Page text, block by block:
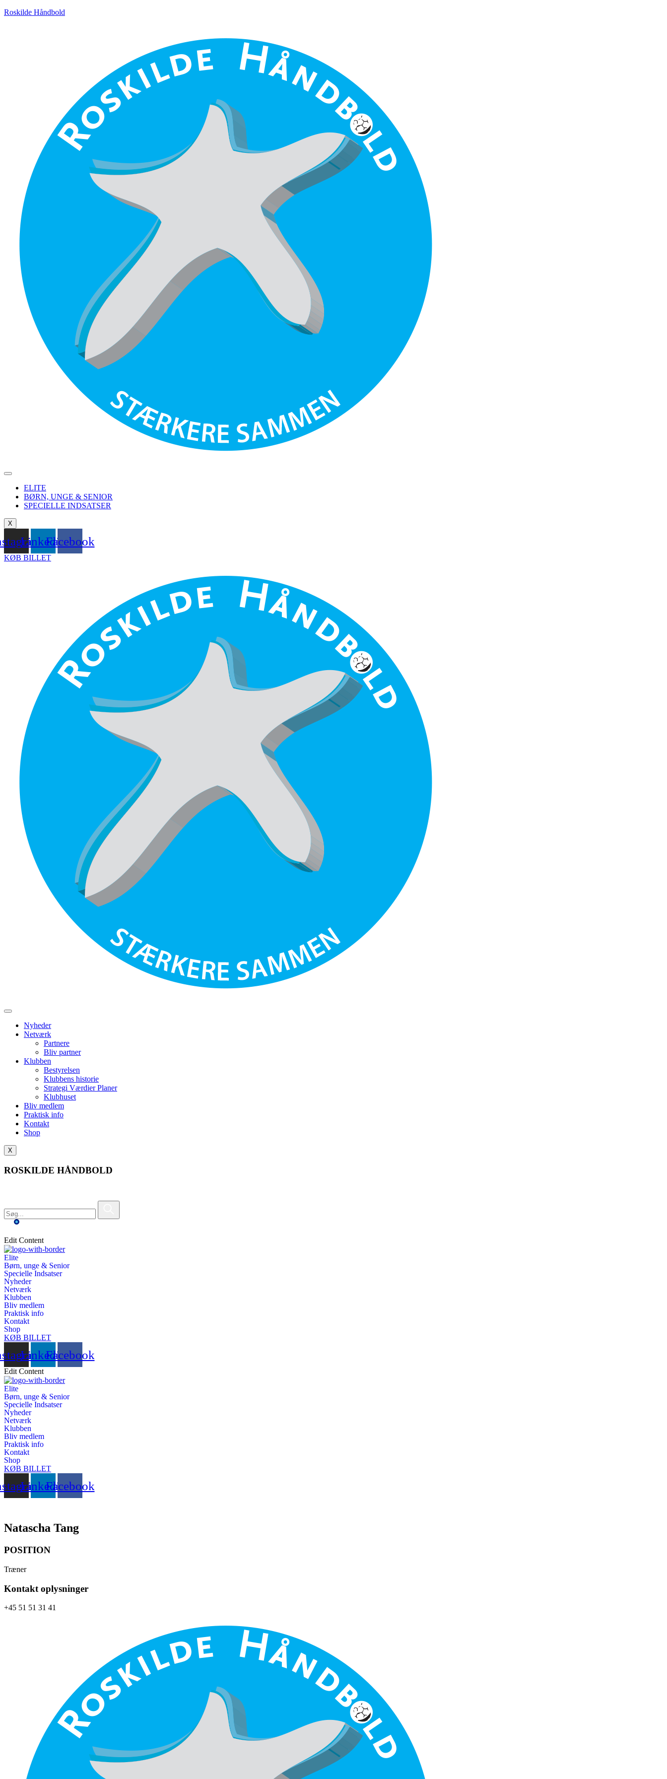
Roskilde Håndbold
ELITE
BØRN, UNGE & SENIOR
SPECIELLE INDSATSER
X
LinkedinFacebook
KØB BILLET
Nyheder
Netværk
Partnere
Bliv partner
Klubben
Bestyrelsen
Klubbens historie
Strategi Værdier Planer
Klubhuset
Bliv medlem
Praktisk info
Kontakt
Shop
X
ROSKILDE HÅNDBOLD
Edit Content
Elite
Børn, unge & Senior
Specielle Indsatser
Nyheder
Netværk
Klubben
Bliv medlem
Praktisk info
Kontakt
Shop
KØB BILLET
LinkedinFacebook
Edit Content
Elite
Børn, unge & Senior
Specielle Indsatser
Nyheder
Netværk
Klubben
Bliv medlem
Praktisk info
Kontakt
Shop
KØB BILLET
LinkedinFacebook
Natascha Tang
POSITION
Træner
Kontakt oplysninger
+45 51 51 31 41